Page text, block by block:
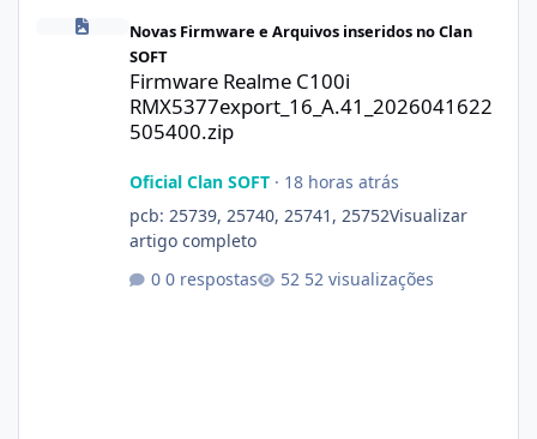
Firmware Realme C100i
Novas Firmware e Arquivos inseridos no Clan
SOFT
Firmware Realme C100i
RMX5377export_16_A.41_2026041622
505400.zip
Oficial Clan SOFT· 18 horas atrás
pcb: 25739, 25740, 25741, 25752Visualizar
artigo completo
0 respostas
52 visualizações